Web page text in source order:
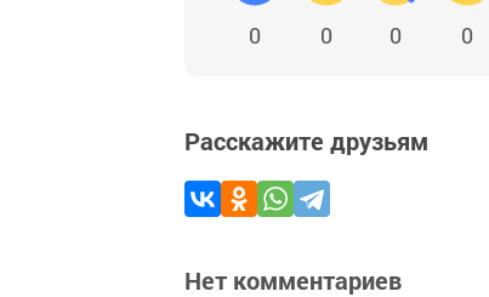
0 0 0 0
Расскажите друзьям
Нет комментариев